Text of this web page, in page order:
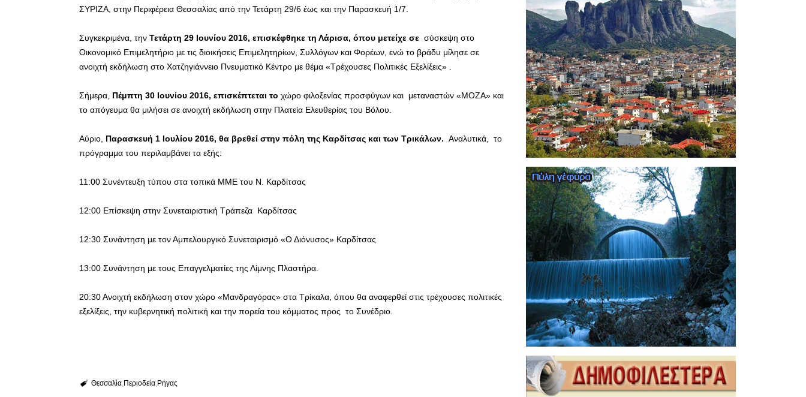
ΣΥΡΙΖΑ, στην Περιφέρεια Θεσσαλίας από την Τετάρτη 29/6 έως και την Παρασκευή 1/7.
Συγκεκριμένα, την Τετάρτη 29 Ιουνίου 2016, επισκέφθηκε τη Λάρισα, όπου μετείχε σε σύσκεψη στο
Οικονομικό Επιμελητήριο με τις διοικήσεις Επιμελητηρίων, Συλλόγων και Φορέων, ενώ το βράδυ μίλησε σε
ανοιχτή εκδήλωση στο Χατζηγιάννειο Πνευματικό Κέντρο με θέμα «Τρέχουσες Πολιτικές Εξελίξεις» .
Σήμερα, Πέμπτη 30 Ιουνίου 2016, επισκέπτεται το χώρο φιλοξενίας προσφύγων και μεταναστών «MOZA» και
το απόγευμα θα μιλήσει σε ανοιχτή εκδήλωση στην Πλατεία Ελευθερίας του Βόλου.
Αύριο, Παρασκευή 1 Ιουλίου 2016, θα βρεθεί στην πόλη της Καρδίτσας και των Τρικάλων. Αναλυτικά, το
πρόγραμμα του περιλαμβάνει τα εξής:
11:00 Συνέντευξη τύπου στα τοπικά ΜΜΕ του Ν. Καρδίτσας
12:00 Επίσκεψη στην Συνεταιριστική Τράπεζα Καρδίτσας
12:30 Συνάντηση με τον Αμπελουργικό Συνεταιρισμό «Ο Διόνυσος» Καρδίτσας
13:00 Συνάντηση με τους Επαγγελματίες της Λίμνης Πλαστήρα.
20:30 Ανοιχτή εκδήλωση στον χώρο «Μανδραγόρας» στα Τρίκαλα, όπου θα αναφερθεί στις τρέχουσες πολιτικές
εξελίξεις, την κυβερνητική πολιτική και την πορεία του κόμματος προς το Συνέδριο.
Θεσσαλία Περιοδεία Ρήγας